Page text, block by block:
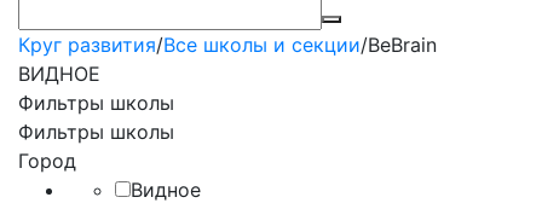
Круг развития/Все школы и секции/BeBrain
ВИДНОЕ
Фильтры школы
Фильтры школы
Город
Видное